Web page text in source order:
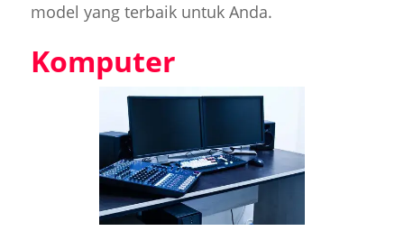
model yang terbaik untuk Anda.
Komputer